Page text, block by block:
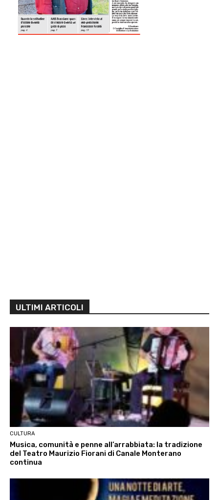
ULTIMI ARTICOLI
CULTURA
Musica, comunità e penne all’arrabbiata: la tradizione
del Teatro Maurizio Fiorani di Canale Monterano
continua